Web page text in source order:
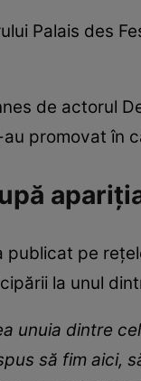
Palais des
de actorul
promovat în
publicat pe
la unul
unuia dintre
să fim aici,